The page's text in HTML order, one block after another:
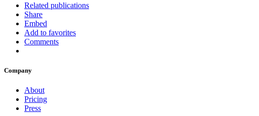
Related publications
Share
Embed
Add to favorites
Comments
Company
About
Pricing
Press